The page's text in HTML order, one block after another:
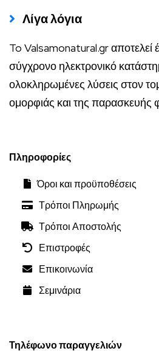
Λίγα λόγια
To Valsamonatural.gr αποτελεί
σύγχρονο ηλεκτρονικό
ολοκληρωμένες λύσεις στον
ομορφιάς και της παρασκευής
Πληροφορίες
Όροι και προϋποθέσεις
Τρόποι Πληρωμής
Τρόποι Αποστολής
Επιστροφές
Επικοινωνία
Σεμινάρια
Τηλέφωνο παραγγελιών